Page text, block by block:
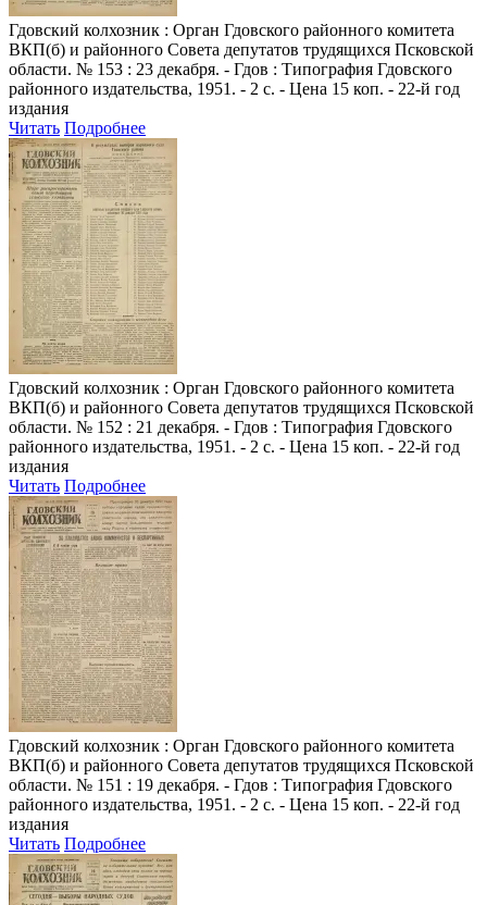
Гдовский колхозник : Орган Гдовского районного комитета
ВКП(б) и районного Совета депутатов трудящихся Псковской
области. № 153 : 23 декабря. - Гдов : Типография Гдовского
районного издательства, 1951. - 2 с. - Цена 15 коп. - 22-й год
издания
Читать Подробнее
Гдовский колхозник : Орган Гдовского районного комитета
ВКП(б) и районного Совета депутатов трудящихся Псковской
области. № 152 : 21 декабря. - Гдов : Типография Гдовского
районного издательства, 1951. - 2 с. - Цена 15 коп. - 22-й год
издания
Читать Подробнее
Гдовский колхозник : Орган Гдовского районного комитета
ВКП(б) и районного Совета депутатов трудящихся Псковской
области. № 151 : 19 декабря. - Гдов : Типография Гдовского
районного издательства, 1951. - 2 с. - Цена 15 коп. - 22-й год
издания
Читать Подробнее